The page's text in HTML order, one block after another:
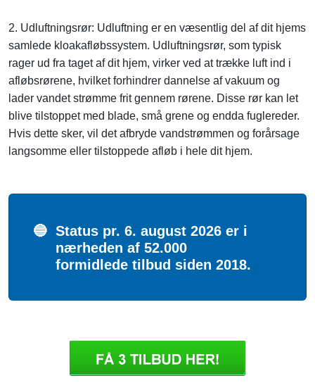
2. Udluftningsrør: Udluftning er en væsentlig del af dit hjems
samlede kloakafløbssystem. Udluftningsrør, som typisk
rager ud fra taget af dit hjem, virker ved at trække luft ind i
afløbsrørene, hvilket forhindrer dannelse af vakuum og
lader vandet strømme frit gennem rørene. Disse rør kan let
blive tilstoppet med blade, små grene og endda fuglereder.
Hvis dette sker, vil det afbryde vandstrømmen og forårsage
langsomme eller tilstoppede afløb i hele dit hjem.
🔵 Status pr. 6. august 2026 er i
nærheden af 52.000
formidlede tilbud siden 2018.